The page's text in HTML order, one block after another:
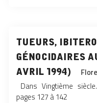
tueurs,
génocidaires
avril 1994)
Dans Vingtième
pages 127 à 142